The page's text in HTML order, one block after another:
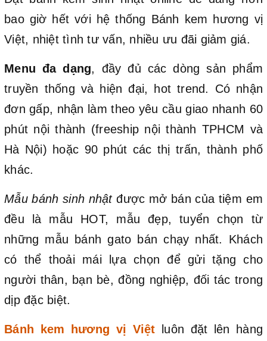
bao giờ hết với hệ thống Bánh kem hương vị
Việt, nhiệt tình tư vấn, nhiều ưu đãi giảm giá.
Menu đa dạng, đầy đủ các dòng sản phẩm
truyền thống và hiện đại, hot trend. Có nhận
đơn gấp, nhận làm theo yêu cầu giao nhanh 60
phút nội thành (freeship nội thành TPHCM và
Hà Nội) hoặc 90 phút các thị trấn, thành phố
khác.
Mẫu bánh sinh nhậtđược mở bán của tiệm em
đều là mẫu HOT, mẫu đẹp, tuyển chọn từ
những mẫu bánh gato bán chạy nhất. Khách
có thể thoải mái lựa chọn để gửi tặng cho
người thân, bạn bè, đồng nghiệp, đối tác trong
dịp đặc biệt.
Bánh kem hương vị Việt luôn đặt lên hàng